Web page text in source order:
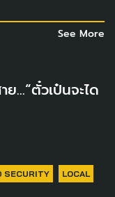
See More
...“ตั๋วเป๋นจะได
SECURITY LOCAL